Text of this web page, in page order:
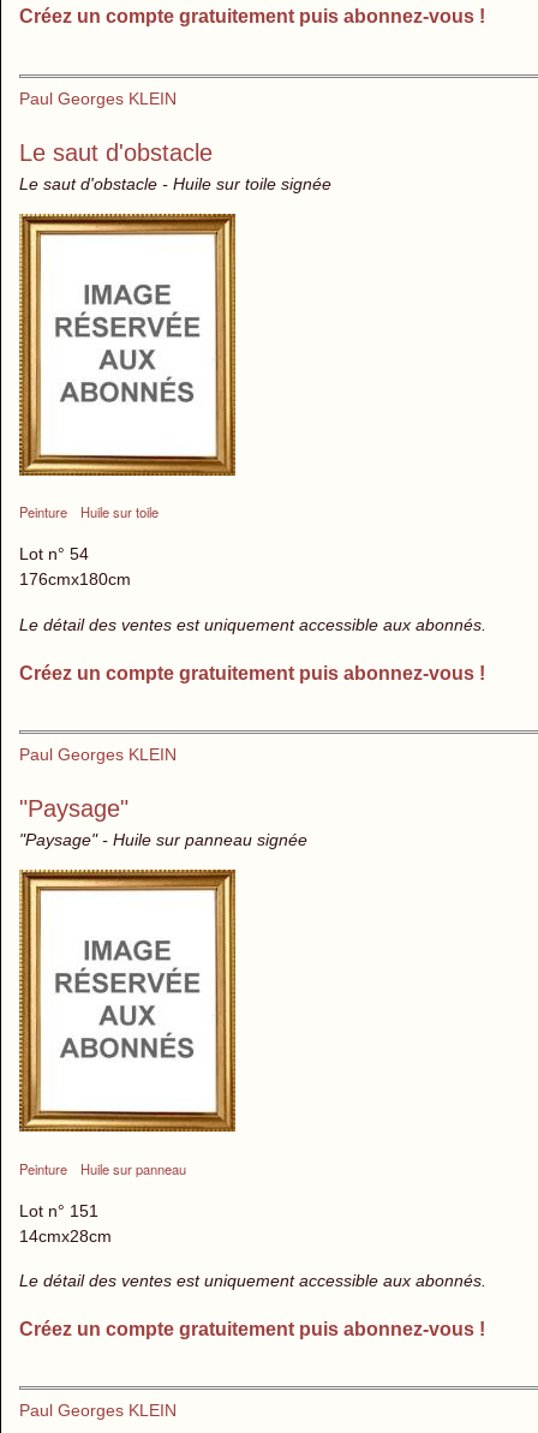
Créez un compte gratuitement puis abonnez-vous !
Paul Georges KLEIN
Le saut d'obstacle
Le saut d'obstacle - Huile sur toile signée
Peinture Huile sur toile
Lot n° 54
176cmx180cm
Le détail des ventes est uniquement accessible aux abonnés.
Créez un compte gratuitement puis abonnez-vous !
Paul Georges KLEIN
"Paysage"
"Paysage" - Huile sur panneau signée
Peinture Huile sur panneau
Lot n° 151
14cmx28cm
Le détail des ventes est uniquement accessible aux abonnés.
Créez un compte gratuitement puis abonnez-vous !
Paul Georges KLEIN